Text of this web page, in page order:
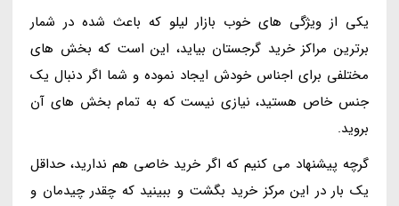
یکی از ویژگی های خوب بازار لیلو که باعث شده در شمار
برترین مراکز خرید گرجستان بیاید، این است که بخش های
مختلفی برای اجناس خودش ایجاد نموده و شما اگر دنبال یک
جنس خاص هستید، نیازی نیست که به تمام بخش های آن
بروید.
گرچه پیشنهاد می کنیم که اگر خرید خاصی هم ندارید، حداقل
یک بار در این مرکز خرید بگشت و ببینید که چقدر چیدمان و